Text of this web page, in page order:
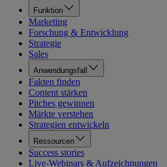
Funktion
Marketing
Forschung & Entwicklung
Strategie
Sales
Anwendungsfall
Fakten finden
Content stärken
Pitches gewinnen
Märkte verstehen
Strategien entwickeln
Ressourcen
Success stories
Live-Webinars & Aufzeichnungen